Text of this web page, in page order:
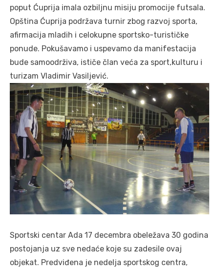
poput Ćuprija imala ozbiljnu misiju promocije futsala.
Opština Ćuprija podržava turnir zbog razvoj sporta,
afirmacija mladih i celokupne sportsko-turističke
ponude. Pokušavamo i uspevamo da manifestacija
bude samoodrživa, ističe član veća za sport,kulturu i
turizam Vladimir Vasiljević.
Sportski centar Ada 17 decembra obeležava 30 godina
postojanja uz sve nedaće koje su zadesile ovaj
objekat. Predviđena je nedelja sportskog centra,